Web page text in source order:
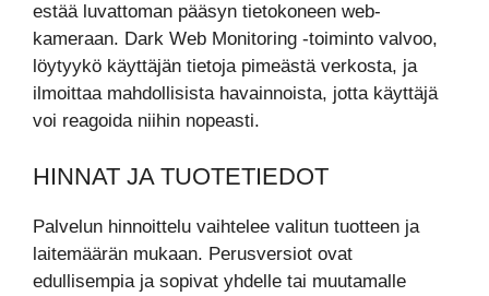
estää luvattoman pääsyn tietokoneen web-
kameraan. Dark Web Monitoring -toiminto valvoo,
löytyykö käyttäjän tietoja pimeästä verkosta, ja
ilmoittaa mahdollisista havainnoista, jotta käyttäjä
voi reagoida niihin nopeasti.
HINNAT JA TUOTETIEDOT
Palvelun hinnoittelu vaihtelee valitun tuotteen ja
laitemäärän mukaan. Perusversiot ovat
edullisempia ja sopivat yhdelle tai muutamalle